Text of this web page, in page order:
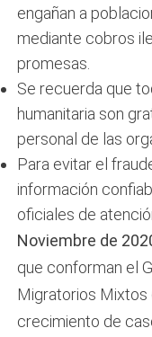
engañan a
mediante cobros
promesas.
Se recuerda que
humanitaria son
personal de las
Para evitar el
información
oficiales de
Noviembre de
que conforman el
Migratorios Mixtos
crecimiento de